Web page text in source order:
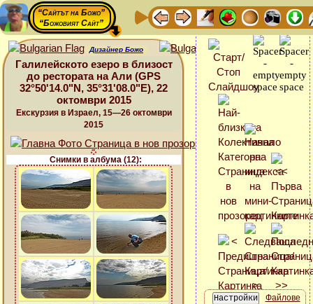
“Сайтът на Божо”
“Божовият Сайт”
Дизайнер Божо
Галилейското езеро в близост
до рестората на Али (GPS
32°50'14.0"N, 35°31'08.0"E), 22
октомври 2015
Екскурзия в Израел, 15—26 октомври
2015
Снимки в албума (12):
Файлове